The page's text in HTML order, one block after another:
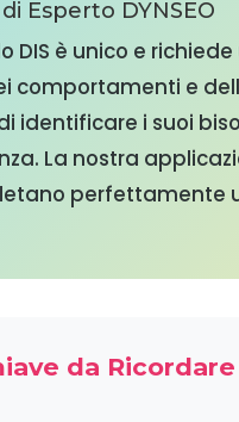
Esperto DYNSEO
DIS è unico e
comportamenti e
identificare i suoi
La nostra
perfettamente
da Ricordare